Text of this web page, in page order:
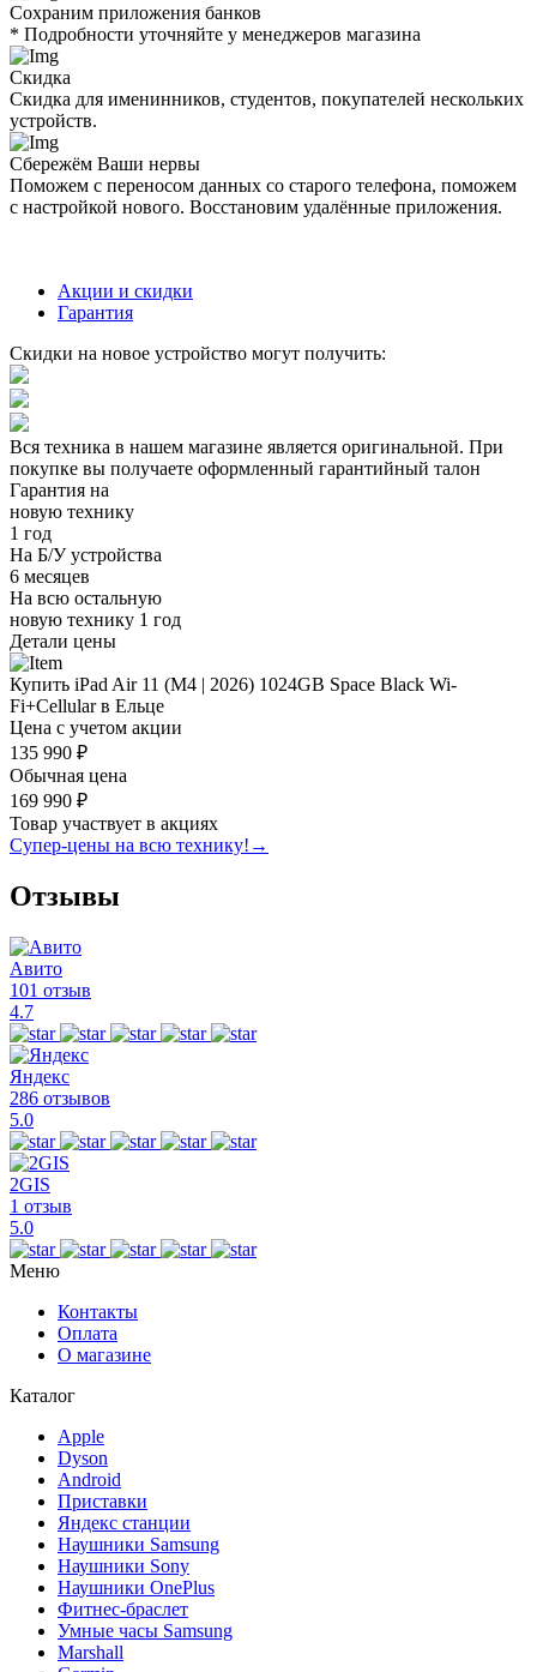
Сохраним приложения банков
* Подробности уточняйте у менеджеров магазина
Скидка
Скидка для именинников, студентов, покупателей нескольких
устройств.
Сбережём Ваши нервы
Поможем с переносом данных со старого телефона, поможем
с настройкой нового. Восстановим удалённые приложения.
Акции и скидки
Гарантия
Скидки на новое устройство могут получить:
Вся техника в нашем магазине является оригинальной. При
покупке вы получаете оформленный гарантийный талон
Гарантия на
новую технику
1 год
На Б/У устройства
6 месяцев
На всю остальную
новую технику 1 год
Детали цены
Купить iPad Air 11 (M4 | 2026) 1024GB Space Black Wi-
Fi+Cellular в Ельце
Цена с учетом акции
135 990 ₽
Обычная цена
169 990 ₽
Товар участвует в акциях
Супер-цены на всю технику! →
Отзывы
Авито
101 отзыв
4.7
Яндекс
286 отзывов
5.0
2GIS
1 отзыв
5.0
Меню
Контакты
Оплата
О магазине
Каталог
Apple
Dyson
Android
Приставки
Яндекс станции
Наушники Samsung
Наушники Sony
Наушники OnePlus
Фитнес-браслет
Умные часы Samsung
Marshall